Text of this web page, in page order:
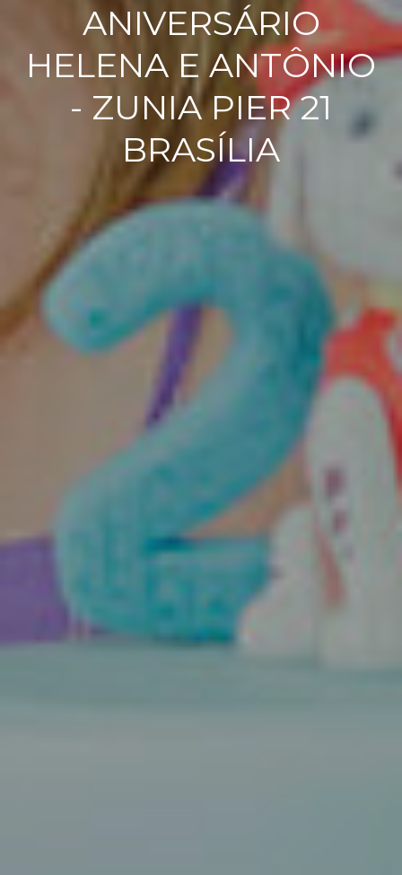
ANIVERSÁRIO
HELENA E ANTÔNIO
- ZUNIA PIER 21
BRASÍLIA